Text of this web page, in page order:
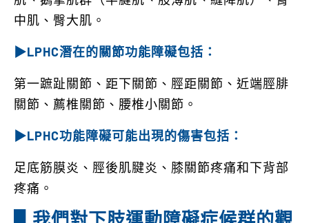
中肌、臀大肌。
▶LPHC潛在的關節功能障礙包括：
第一蹠趾關節、距下關節、脛距關節、近端脛腓
關節、薦椎關節、腰椎小關節。
▶LPHC功能障礙可能出現的傷害包括：
足底筋膜炎、脛後肌腱炎、膝關節疼痛和下背部
疼痛。